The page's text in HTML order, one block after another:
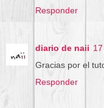
Responder
diario de naii
Gracias por el
Responder